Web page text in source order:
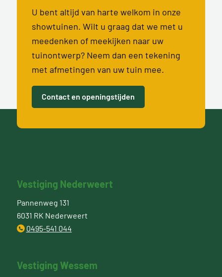
U bent altijd van harte welkom in onze
showtuinen. Wilt u graag dat we met u
meedenken of meekijken naar uw
tuinontwerp? Neem dan een tekening
met afmetingen van uw tuin mee.
Contact en openingstijden
Vestiging Nederweert
Pannenweg 131
6031 RK Nederweert
0495-541 044
Vestiging Wessem